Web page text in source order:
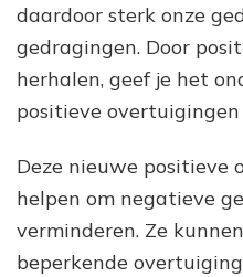
daardoor sterk onze
gedragingen. Door
herhalen, geef je het
positieve overtuigingen
Deze nieuwe positieve
helpen om negatieve
verminderen. Ze
beperkende